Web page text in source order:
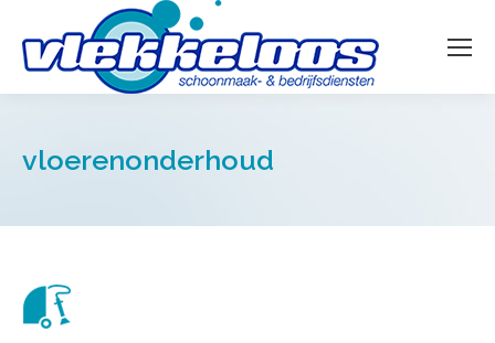
vloerenonderhoud